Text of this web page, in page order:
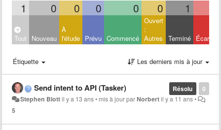
1 0 0 0 0 0 1
Tout Nouveau
À
l'étude Prévu Commencé
Ouvert
:
Autres
Terminé Écarté
Étiquette Les derniers mis à jour
0
Résolu
Send intent to API (Tasker)
Stephen Blottil y a 13 ans• mis à jour par Norbertil y a 11 ans•
5